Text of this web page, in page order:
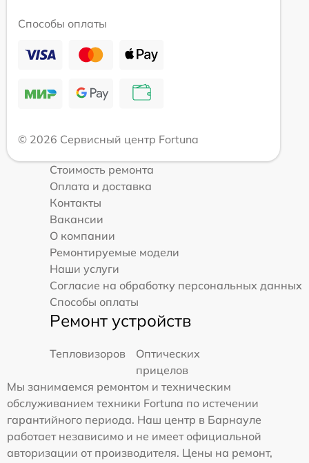
Способы оплаты
© 2026 Сервисный центр Fortuna
Стоимость ремонта
Оплата и доставка
Контакты
Вакансии
О компании
Ремонтируемые модели
Наши услуги
Согласие на обработку персональных данных
Способы оплаты
Ремонт устройств
Тепловизоров
Оптических
прицелов
Мы занимаемся ремонтом и техническим
обслуживанием техники Fortuna по истечении
гарантийного периода. Наш центр в Барнауле
работает независимо и не имеет официальной
авторизации от производителя. Цены на ремонт,